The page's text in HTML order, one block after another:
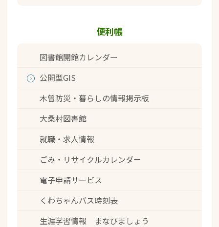
便利帳
図書館開館カレンダー
公開型GIS
木曽防災・暮らしの情報掲示板
大桑村図書館
就職・求人情報
ごみ・リサイクルカレンダー
電子申請サービス
くわちゃんバス時刻表
生涯学習情報 まなびましょう